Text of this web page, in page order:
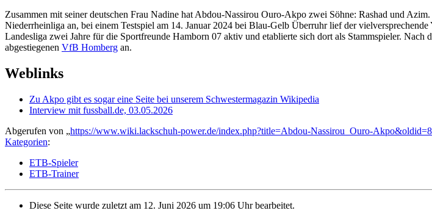
Zusammen mit seiner deutschen Frau Nadine hat Abdou-Nassirou Ouro-Akpo zwei Söhne: Rashad und
Niederrheinliga an, bei einem Testspiel am 14. Januar 2024 bei Blau-Gelb Überruhr lief der
Landesliga zwei Jahre für die Sportfreunde Hamborn 07 aktiv und etablierte sich dort als Stammspieler.
abgestiegenen VfB Homberg an.
Weblinks
Zu Akpo gibt es sogar eine Seite bei unserem Schwestermagazin Wikipedia
Interview mit fussball.de, 03.05.2026
Abgerufen von „https://www.wiki.lackschuh-power.de/index.php?title=Abdou-Nassirou_Ouro-
Kategorien:
ETB-Spieler
ETB-Trainer
Diese Seite wurde zuletzt am 12. Juni 2026 um 19:06 Uhr bearbeitet.